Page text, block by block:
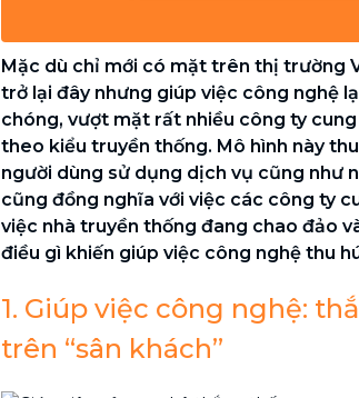
Mặc dù chỉ mới có mặt trên thị trường
trở lại đây nhưng giúp việc công nghệ
chóng, vượt mặt rất nhiều công ty
theo kiểu truyền thống. Mô hình này
người dùng sử dụng dịch vụ cũng như
cũng đồng nghĩa với việc các công ty
việc nhà truyền thống đang chao đảo
điều gì khiến giúp việc công nghệ thu
1. Giúp việc công nghệ:
trên “sân khách”